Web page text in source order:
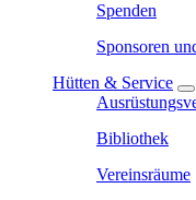
Spenden
Sponsoren
Hütten & Service
Bibliothek
Vereinsräume